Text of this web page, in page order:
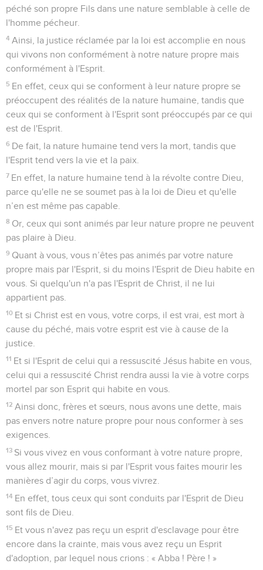
péché son propre Fils dans une nature semblable à celle de
l'homme pécheur.
4 Ainsi, la justice réclamée par la loi est accomplie en nous
qui vivons non conformément à notre nature propre mais
conformément à l'Esprit.
5 En effet, ceux qui se conforment à leur nature propre se
préoccupent des réalités de la nature humaine, tandis que
ceux qui se conforment à l'Esprit sont préoccupés par ce qui
est de l'Esprit.
6 De fait, la nature humaine tend vers la mort, tandis que
l'Esprit tend vers la vie et la paix.
7 En effet, la nature humaine tend à la révolte contre Dieu,
parce qu'elle ne se soumet pas à la loi de Dieu et qu'elle
n’en est même pas capable.
8 Or, ceux qui sont animés par leur nature propre ne peuvent
pas plaire à Dieu.
9 Quant à vous, vous n’êtes pas animés par votre nature
propre mais par l'Esprit, si du moins l'Esprit de Dieu habite en
vous. Si quelqu'un n'a pas l'Esprit de Christ, il ne lui
appartient pas.
10 Et si Christ est en vous, votre corps, il est vrai, est mort à
cause du péché, mais votre esprit est vie à cause de la
justice.
11 Et si l'Esprit de celui qui a ressuscité Jésus habite en vous,
celui qui a ressuscité Christ rendra aussi la vie à votre corps
mortel par son Esprit qui habite en vous.
12 Ainsi donc, frères et sœurs, nous avons une dette, mais
pas envers notre nature propre pour nous conformer à ses
exigences.
13 Si vous vivez en vous conformant à votre nature propre,
vous allez mourir, mais si par l'Esprit vous faites mourir les
manières d’agir du corps, vous vivrez.
14 En effet, tous ceux qui sont conduits par l'Esprit de Dieu
sont fils de Dieu.
15 Et vous n'avez pas reçu un esprit d'esclavage pour être
encore dans la crainte, mais vous avez reçu un Esprit
d'adoption, par lequel nous crions : « Abba ! Père ! »